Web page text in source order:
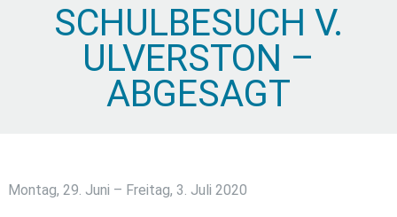
SCHULBESUCH V.
ULVERSTON –
ABGESAGT
Montag, 29. Juni – Freitag, 3. Juli 2020